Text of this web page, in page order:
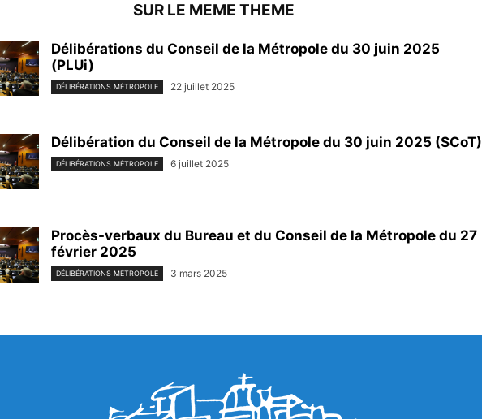
SUR LE MEME THEME
Délibérations du Conseil de la Métropole du 30 juin 2025
(PLUi)
DÉLIBÉRATIONS MÉTROPOLE 22 juillet 2025
Délibération du Conseil de la Métropole du 30 juin 2025 (SCoT)
DÉLIBÉRATIONS MÉTROPOLE 6 juillet 2025
Procès-verbaux du Bureau et du Conseil de la Métropole du 27
février 2025
DÉLIBÉRATIONS MÉTROPOLE 3 mars 2025